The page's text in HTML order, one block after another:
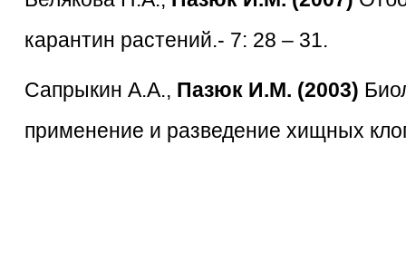
карантин растений.- 7: 28 – 31.
Сапрыкин А.А., Пазюк И.М. (2003)
применение и разведение хищных